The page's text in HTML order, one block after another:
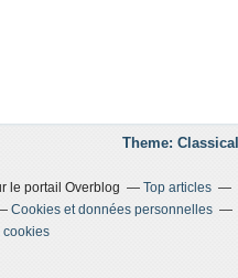
Theme:
le portail Overblog
Top articles
Cookies et données personnelles
cookies